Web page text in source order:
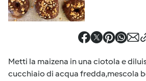
Metti la maizena in una ciotola e
cucchiaio di acqua fredda,mescola